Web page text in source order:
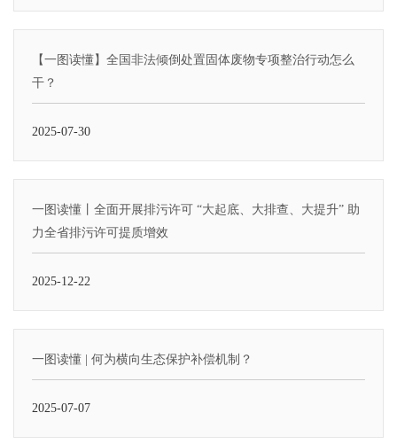
【一图读懂】全国非法倾倒处置固体废物专项整治行动怎么
干？
2025-07-30
一图读懂丨全面开展排污许可 “大起底、大排查、大提升” 助
力全省排污许可提质增效
2025-12-22
一图读懂 | 何为横向生态保护补偿机制？
2025-07-07